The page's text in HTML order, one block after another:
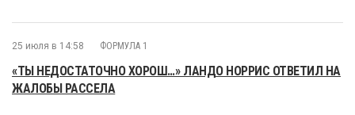
25 июля в 14:58 ФОРМУЛА 1
«ТЫ НЕДОСТАТОЧНО ХОРОШ…» ЛАНДО НОРРИС ОТВЕТИЛ НА
ЖАЛОБЫ РАССЕЛА